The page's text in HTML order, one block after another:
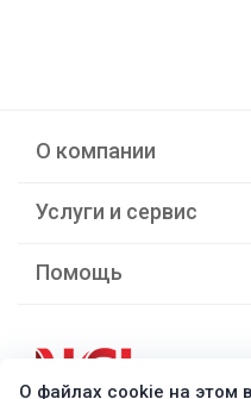
О компании
Услуги и сервис
Помощь
О файлах cookie на этом